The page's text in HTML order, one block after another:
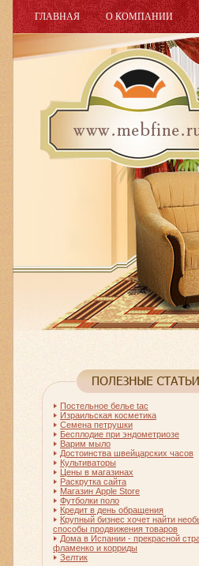
ГЛАВНАЯ О КОМПАНИИ
Постельное белье tac
Израильская косметика
Семена петрушки
Бесплодие при эндометриозе
Варим мыло
Достоинства швейцарских часов
Культиваторы
Цены в магазинах
Раскрутка сайта
Магазин Apple Store
Футболки поло
Кредит в день обращения
Крупный бизнес хочет найти
способы продвижения товаров
Дома в Испании - прекрасной
фламенко и корриды
Зелтик